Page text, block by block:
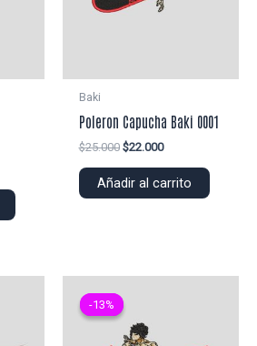
Baki
Poleron Capucha Baki 0001
$25.000 El
original
$22.000El
actual
Añadir al carrito
-13%
-13%